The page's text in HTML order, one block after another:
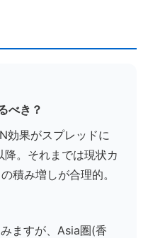
べき？
効果がスプレッドに
。それまでは現状カ
積み増しが合理的。
ますが、Asia圏(香